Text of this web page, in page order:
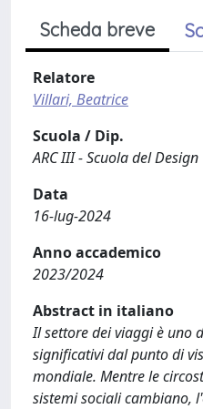
Scheda breve
Relatore
Villari, Beatrice
Scuola / Dip.
ARC III - Scuola del Design
Data
16-lug-2024
Anno accademico
2023/2024
Abstract in italiano
Il settore dei viaggi è uno
significativi dal punto di
mondiale. Mentre le
sistemi sociali cambiano,